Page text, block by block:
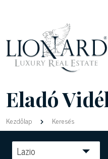
Eladó
Kezdőlap Keresés
Lazio